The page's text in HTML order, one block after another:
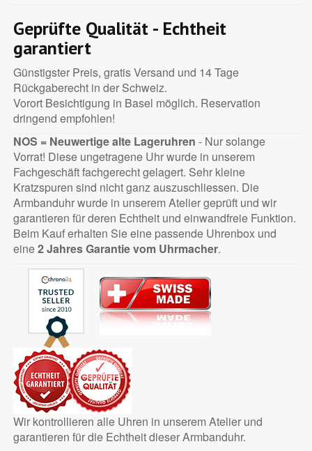
Geprüfte Qualität - Echtheit
garantiert
Günstigster Preis, gratis Versand und 14 Tage
Rückgaberecht in der Schweiz.
Vorort Besichtigung in Basel möglich. Reservation
dringend empfohlen!
NOS = Neuwertige alte Lageruhren - Nur solange
Vorrat! Diese ungetragene Uhr wurde in unserem
Fachgeschäft fachgerecht gelagert. Sehr kleine
Kratzspuren sind nicht ganz auszuschliessen. Die
Armbanduhr wurde in unserem Atelier geprüft und wir
garantieren für deren Echtheit und einwandfreie Funktion.
Beim Kauf erhalten Sie eine passende Uhrenbox und
eine2 Jahres Garantie vom Uhrmacher.
Wir kontrollieren alle Uhren in unserem Atelier und
garantieren für die Echtheit dieser Armbanduhr.